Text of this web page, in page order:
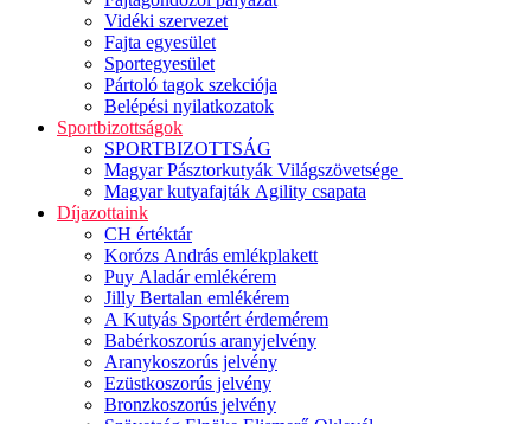
Vidéki szervezet
Fajta egyesület
Sportegyesület
Pártoló tagok szekciója
Belépési nyilatkozatok
Sportbizottságok
SPORTBIZOTTSÁG
Magyar Pásztorkutyák Világszövetsége
Magyar kutyafajták Agility csapata
Díjazottaink
CH értéktár
Korózs András emlékplakett
Puy Aladár emlékérem
Jilly Bertalan emlékérem
A Kutyás Sportért érdemérem
Babérkoszorús aranyjelvény
Aranykoszorús jelvény
Ezüstkoszorús jelvény
Bronzkoszorús jelvény